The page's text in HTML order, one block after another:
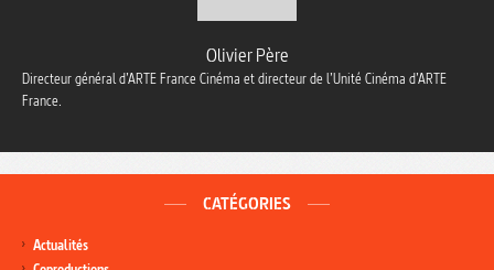
Olivier Père
Directeur général d’ARTE France Cinéma et directeur de l’Unité Cinéma d’ARTE
France.
CATÉGORIES
Actualités